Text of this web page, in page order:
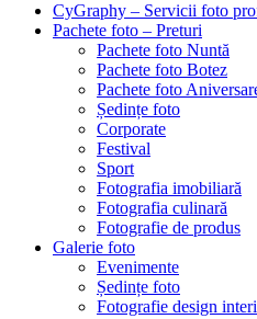
CyGraphy – Servicii foto
Pachete foto – Preturi
Pachete foto Nuntă
Pachete foto Botez
Pachete foto
Ședințe foto
Corporate
Festival
Sport
Fotografia imobiliară
Fotografia culinară
Fotografie de produs
Galerie foto
Evenimente
Ședințe foto
Fotografie design